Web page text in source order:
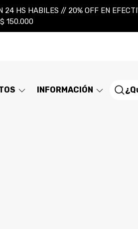
HS HABILES // 20% OFF EN
150.000
INFORMACIÓN